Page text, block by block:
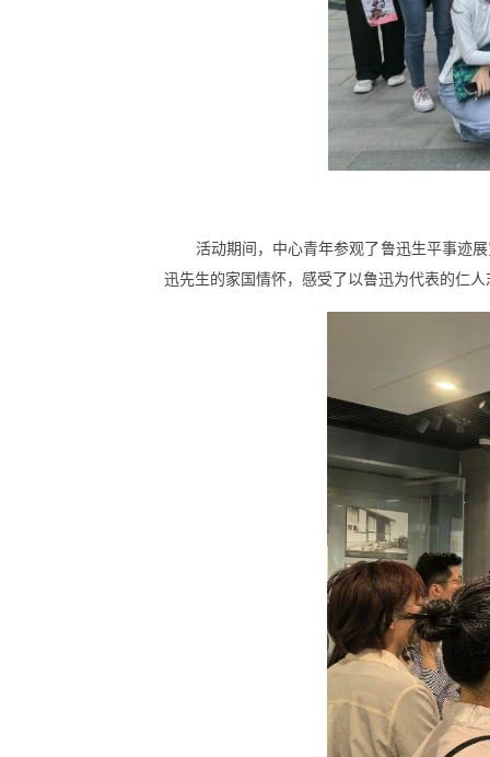
活动期间，中心青年参观了鲁迅生平事迹展
迅先生的家国情怀，感受了以鲁迅为代表的仁